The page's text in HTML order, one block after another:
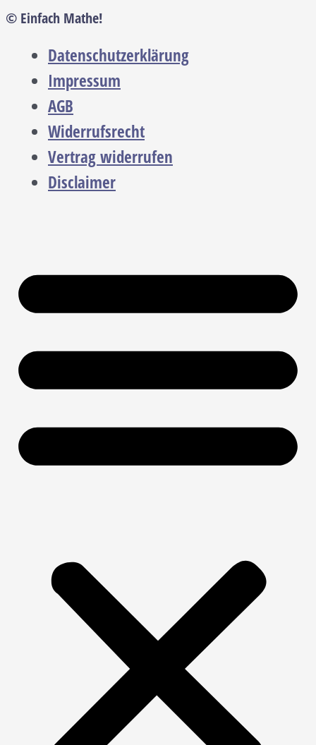
© Einfach Mathe!
Datenschutzerklärung
Impressum
AGB
Widerrufsrecht
Vertrag widerrufen
Disclaimer